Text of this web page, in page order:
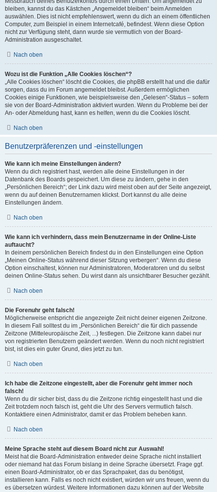
bleiben, kannst du das Kästchen „Angemeldet bleiben“ beim Anmelden
auswählen. Dies ist nicht empfehlenswert, wenn du dich an einem öffentlichen
Computer, zum Beispiel in einem Internetcafé, befindest. Wenn diese Option
nicht zur Verfügung steht, dann wurde sie vermutlich von der Board-
Administration ausgeschaltet.
Nach oben
Wozu ist die Funktion „Alle Cookies löschen“?
„Alle Cookies löschen“ löscht die Cookies, die phpBB erstellt hat und die dafür
sorgen, dass du im Forum angemeldet bleibst. Außerdem ermöglichen
Cookies einige Funktionen, wie beispielsweise den „Gelesen“-Status – sofern
sie von der Board-Administration aktiviert wurden. Wenn du Probleme bei der
An- oder Abmeldung hast, kann es helfen, wenn du die Cookies löscht.
Nach oben
Benutzerpräferenzen und -einstellungen
Wie kann ich meine Einstellungen ändern?
Wenn du dich registriert hast, werden alle deine Einstellungen in der
Datenbank des Boards gespeichert. Um diese zu ändern, gehe in den
„Persönlichen Bereich“; der Link dazu wird meist oben auf der Seite angezeigt,
wenn du auf deinen Benutzernamen klickst. Dort kannst du alle deine
Einstellungen ändern.
Nach oben
Wie kann ich verhindern, dass mein Benutzername in der Online-Liste
auftaucht?
In deinem persönlichen Bereich findest du in den Einstellungen eine Option
„Meinen Online-Status während dieser Sitzung verbergen“. Wenn du diese
Option einschaltest, können nur Administratoren, Moderatoren und du selbst
deinen Online-Status sehen. Du wirst dann als unsichtbarer Besucher gezählt.
Nach oben
Die Forenuhr geht falsch!
Möglicherweise entspricht die angezeigte Zeit nicht deiner eigenen Zeitzone.
In diesem Fall solltest du im „Persönlichen Bereich“ die für dich passende
Zeitzone (Mitteleuropäische Zeit, ...) festlegen. Die Zeitzone kann dabei nur
von registrierten Benutzern geändert werden. Wenn du noch nicht registriert
bist, ist dies ein guter Grund, dies jetzt zu tun.
Nach oben
Ich habe die Zeitzone eingestellt, aber die Forenuhr geht immer noch
falsch!
Wenn du dir sicher bist, dass du die Zeitzone richtig eingestellt hast und die
Zeit trotzdem noch falsch ist, geht die Uhr des Servers vermutlich falsch.
Kontaktiere einen Administrator, damit er das Problem beheben kann.
Nach oben
Meine Sprache steht auf diesem Board nicht zur Auswahl!
Meist hat die Board-Administration entweder deine Sprache nicht installiert
oder niemand hat das Forum bislang in deine Sprache übersetzt. Frage ggf.
einen Board-Administrator, ob er das Sprachpaket, das du benötigst,
installieren kann. Falls es noch nicht existiert, würden wir uns freuen, wenn du
es übersetzen würdest. Weitere Informationen dazu können auf der Website